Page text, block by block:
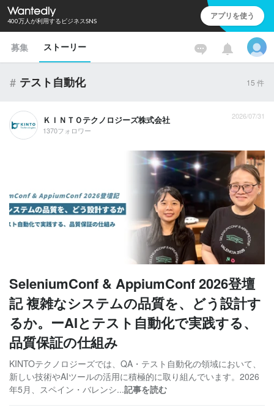
400万人が利用するビジネスSNS アプリを使う
募集 ストーリー
# テスト自動化 15 件
ＫＩＮＴＯテクノロジーズ株式会社
1370フォロワー
2026/07/31
SeleniumConf & AppiumConf 2026登壇
記 複雑なシステムの品質を、どう設計す
るか。ーAIとテスト自動化で実践する、
品質保証の仕組み
KINTOテクノロジーズでは、QA・テスト自動化の領域において、
新しい技術やAIツールの活用に積極的に取り組んでいます。2026
年5月、スペイン・バレンシ...記事を読む